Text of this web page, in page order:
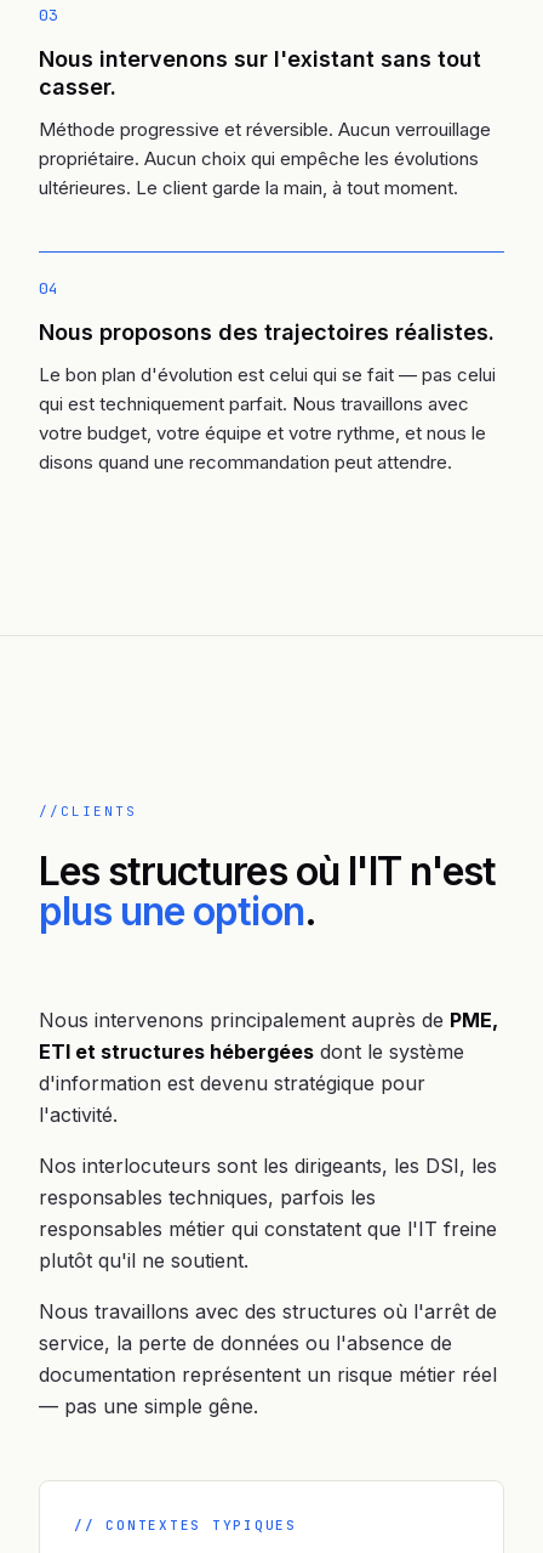
03
Nous intervenons sur l'existant sans tout
casser.
Méthode progressive et réversible. Aucun verrouillage
propriétaire. Aucun choix qui empêche les évolutions
ultérieures. Le client garde la main, à tout moment.
04
Nous proposons des trajectoires réalistes.
Le bon plan d'évolution est celui qui se fait — pas celui
qui est techniquement parfait. Nous travaillons avec
votre budget, votre équipe et votre rythme, et nous le
disons quand une recommandation peut attendre.
CLIENTS
Les structures où l'IT n'est
plus une option.
Nous intervenons principalement auprès de PME,
ETI et structures hébergées dont le système
d'information est devenu stratégique pour
l'activité.
Nos interlocuteurs sont les dirigeants, les DSI, les
responsables techniques, parfois les
responsables métier qui constatent que l'IT freine
plutôt qu'il ne soutient.
Nous travaillons avec des structures où l'arrêt de
service, la perte de données ou l'absence de
documentation représentent un risque métier réel
— pas une simple gêne.
// CONTEXTES TYPIQUES